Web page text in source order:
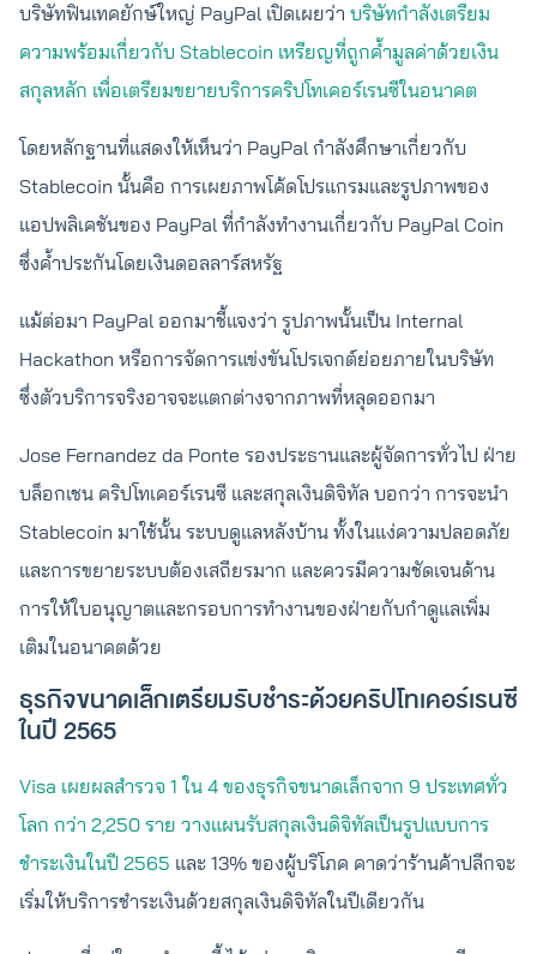
บริษัทฟินเทคยักษ์ใหญ่ PayPal เปิดเผยว่า บริษัทกำลังเตรียม
ความพร้อมเกี่ยวกับ Stablecoin เหรียญที่ถูกค้ำมูลค่าด้วยเงิน
สกุลหลัก เพื่อเตรียมขยายบริการคริปโทเคอร์เรนซีในอนาคต
โดยหลักฐานที่แสดงให้เห็นว่า PayPal กำลังศึกษาเกี่ยวกับ
Stablecoin นั้นคือ การเผยภาพโค้ดโปรแกรมและรูปภาพของ
แอปพลิเคชันของ PayPal ที่กำลังทำงานเกี่ยวกับ PayPal Coin
ซึ่งค้ำประกันโดยเงินดอลลาร์สหรัฐ
แม้ต่อมา PayPal ออกมาชี้แจงว่า รูปภาพนั้นเป็น Internal
Hackathon หรือการจัดการแข่งขันโปรเจกต์ย่อยภายในบริษัท
ซึ่งตัวบริการจริงอาจจะแตกต่างจากภาพที่หลุดออกมา
Jose Fernandez da Ponte รองประธานและผู้จัดการทั่วไป ฝ่าย
บล็อกเชน คริปโทเคอร์เรนซี และสกุลเงินดิจิทัล บอกว่า การจะนำ
Stablecoin มาใช้นั้น ระบบดูแลหลังบ้าน ทั้งในแง่ความปลอดภัย
และการขยายระบบต้องเสถียรมาก และควรมีความชัดเจนด้าน
การให้ใบอนุญาตและกรอบการทำงานของฝ่ายกับกำดูแลเพิ่ม
เติมในอนาคตด้วย
ธุรกิจขนาดเล็กเตรียมรับชำระด้วยคริปโทเคอร์เรนซี
ในปี 2565
Visa เผยผลสำรวจ 1 ใน 4 ของธุรกิจขนาดเล็กจาก 9 ประเทศทั่ว
โลก กว่า 2,250 ราย วางแผนรับสกุลเงินดิจิทัลเป็นรูปแบบการ
ชำระเงินในปี 2565 และ 13% ของผู้บริโภค คาดว่าร้านค้าปลีกจะ
เริ่มให้บริการชำระเงินด้วยสกุลเงินดิจิทัลในปีเดียวกัน